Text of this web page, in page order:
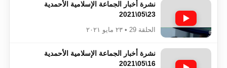
نشرة أخبار الجماعة الإسلامية الأحمدية
23\05\2021
الحلقة 29 • ٢٣ مايو ٢٠٢١
نشرة أخبار الجماعة الإسلامية الأحمدية
16\05\2021